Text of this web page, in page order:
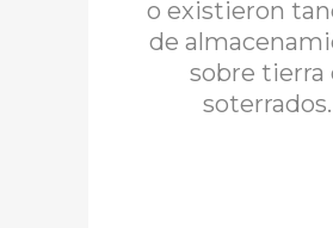
o existieron
de
sobre tierra
soterrados.